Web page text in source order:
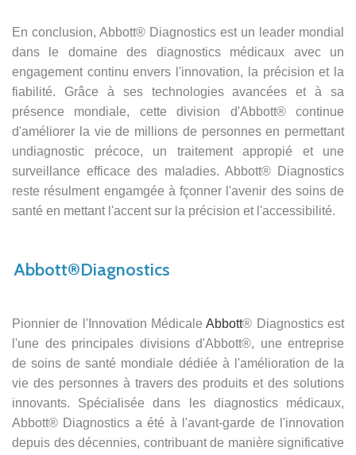
Abbott®Diagnostics
Pionnier de l'Innovation MédicaleAbbott® Diagnostics est
l'une des principales divisions d'Abbott®, une entreprise
de soins de santé mondiale dédiée à l'amélioration de la
vie des personnes à travers des produits et des solutions
innovants. Spécialisée dans les diagnostics médicaux,
Abbott® Diagnostics a été à l'avant-garde de l'innovation
depuis des décennies, contribuant de manière significative
En conclusion, Abbott® Diagnostics est un leader mondial
dans le domaine des diagnostics médicaux avec un
engagement continu envers l'innovation, la précision et la
fiabilité. Grâce à ses technologies avancées et à sa
présence mondiale, cette division d'Abbott® continue
d'améliorer la vie de millions de personnes en permettant
undiagnostic précoce, un traitement appropié et une
surveillance efficace des maladies. Abbott® Diagnostics
reste résulment engamgée à fçonner l'avenir des soins de
santé en mettant l'accent sur la précision et l'accessibilité.